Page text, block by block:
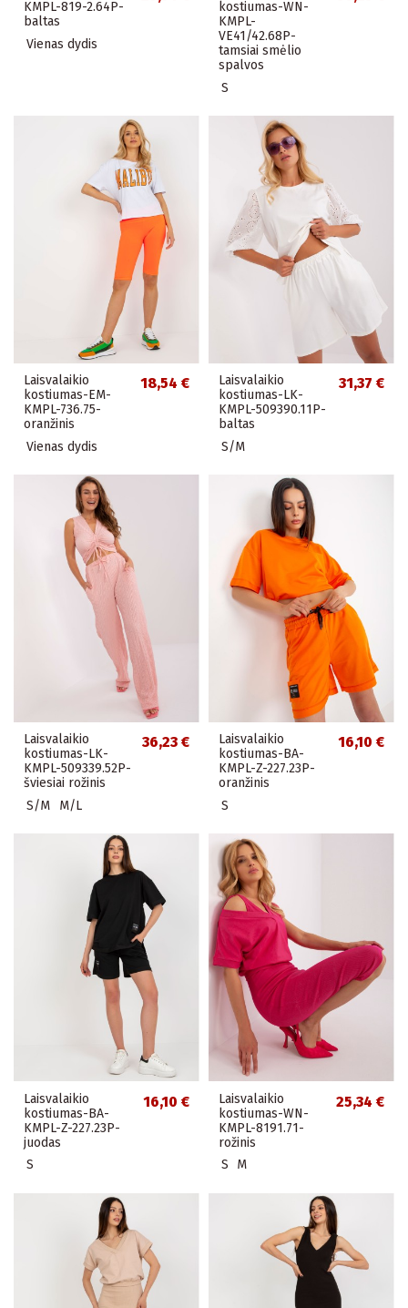
KMPL-819-2.64P-
baltas
Vienas dydis
kostiumas-WN-
KMPL-
VE41/42.68P-
tamsiai smėlio
spalvos
S
Laisvalaikio
kostiumas-EM-
KMPL-736.75-
oranžinis
18,54 €
Vienas dydis
Laisvalaikio
kostiumas-LK-
KMPL-509390.11P-
baltas
31,37 €
S/M
Laisvalaikio
kostiumas-LK-
KMPL-509339.52P-
šviesiai rožinis
36,23 €
S/M M/L
Laisvalaikio
kostiumas-BA-
KMPL-Z-227.23P-
oranžinis
16,10 €
S
Laisvalaikio
kostiumas-BA-
KMPL-Z-227.23P-
juodas
16,10 €
S
Laisvalaikio
kostiumas-WN-
KMPL-8191.71-
rožinis
25,34 €
S M